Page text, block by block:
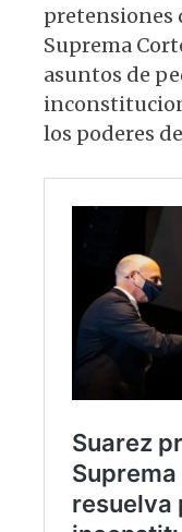
pretensiones
Suprema
asuntos de
los poderes